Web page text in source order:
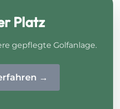
und wohlfühlen.
Platz
gepflegte Golfanlage.
→